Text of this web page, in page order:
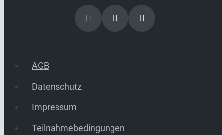
AGB
Datenschutz
Impressum
Teilnahmebedingungen